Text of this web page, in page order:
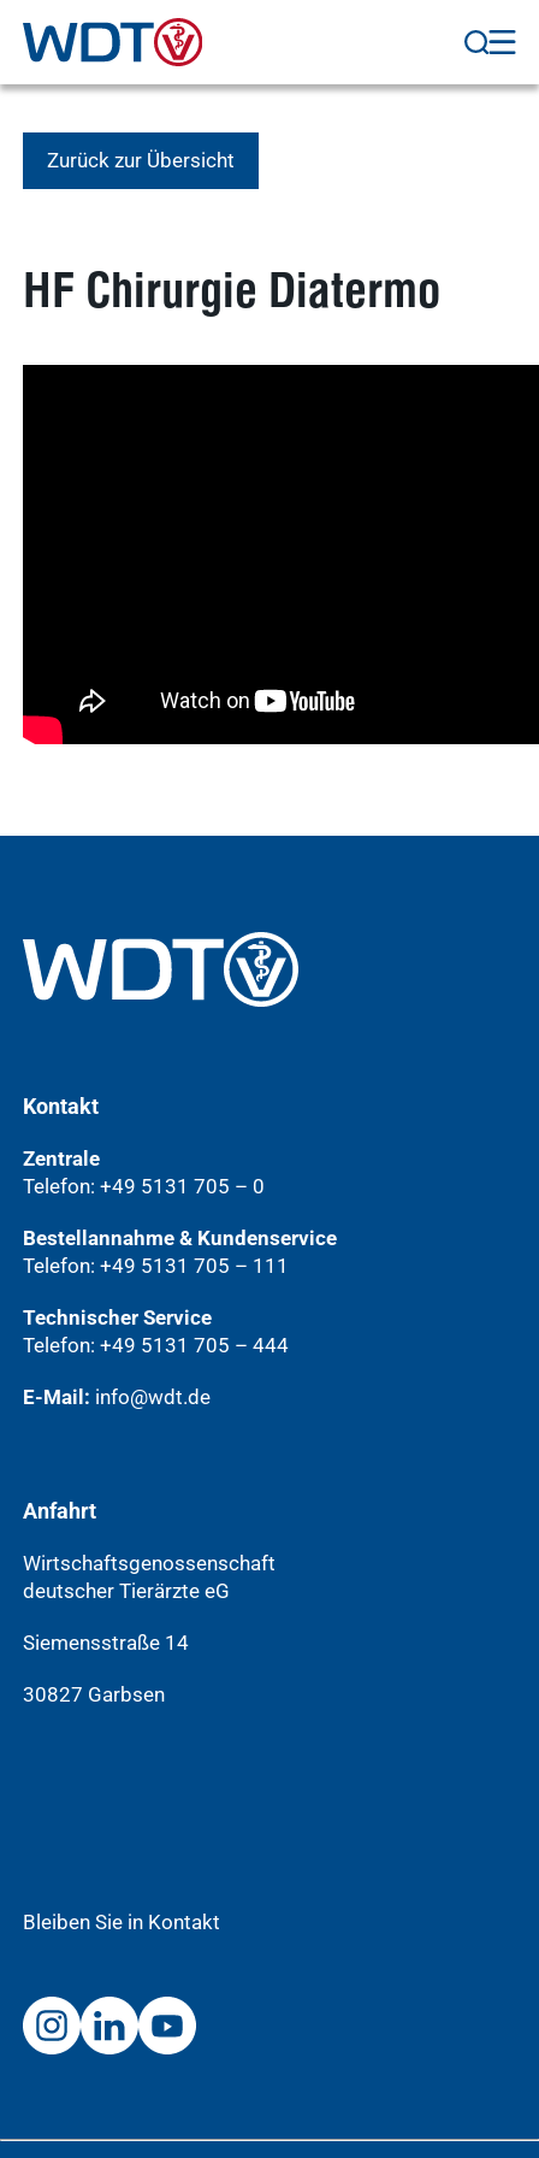
WDT Info
Zurück zur Übersicht
HF Chirurgie Diatermo
Kontakt
Zentrale
Telefon: +49 5131 705 – 0
Bestellannahme & Kundenservice
Telefon: +49 5131 705 – 111
Technischer Service
Telefon: +49 5131 705 – 444
E-Mail: info@wdt.de
Anfahrt
Wirtschaftsgenossenschaft
deutscher Tierärzte eG
Siemensstraße 14
30827 Garbsen
Bleiben Sie in Kontakt